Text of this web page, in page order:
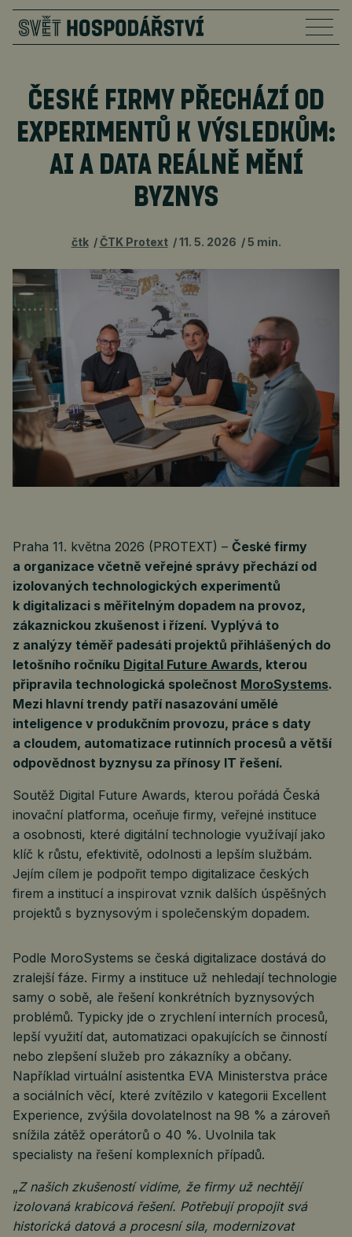
ČESKÉ FIRMY PŘECHÁZÍ OD
EXPERIMENTŮ K VÝSLEDKŮM:
AI A DATA REÁLNĚ MĚNÍ
BYZNYS
čtk ČTK Protext 11. 5. 2026 5 min.
Praha 11. května 2026 (PROTEXT) – České firmy
a organizace včetně veřejné správy přechází od
izolovaných technologických experimentů
k digitalizaci s měřitelným dopadem na provoz,
zákaznickou zkušenost i řízení. Vyplývá to
z analýzy téměř padesáti projektů přihlášených do
letošního ročníku Digital Future Awards, kterou
připravila technologická společnost MoroSystems.
Mezi hlavní trendy patří nasazování umělé
inteligence v produkčním provozu, práce s daty
a cloudem, automatizace rutinních procesů a větší
odpovědnost byznysu za přínosy IT řešení.
Soutěž Digital Future Awards, kterou pořádá Česká
inovační platforma, oceňuje firmy, veřejné instituce
a osobnosti, které digitální technologie využívají jako
klíč k růstu, efektivitě, odolnosti a lepším službám.
Jejím cílem je podpořit tempo digitalizace českých
firem a institucí a inspirovat vznik dalších úspěšných
projektů s byznysovým i společenským dopadem.
Podle MoroSystems se česká digitalizace dostává do
zralejší fáze. Firmy a instituce už nehledají technologie
samy o sobě, ale řešení konkrétních byznysových
problémů. Typicky jde o zrychlení interních procesů,
lepší využití dat, automatizaci opakujících se činností
nebo zlepšení služeb pro zákazníky a občany.
Například virtuální asistentka EVA Ministerstva práce
a sociálních věcí, které zvítězilo v kategorii Excellent
Experience, zvýšila dovolatelnost na 98 % a zároveň
snížila zátěž operátorů o 40 %. Uvolnila tak
specialisty na řešení komplexních případů.
„Z našich zkušeností vidíme, že firmy už nechtějí
izolovaná krabicová řešení. Potřebují propojit svá
historická datová a procesní sila, modernizovat